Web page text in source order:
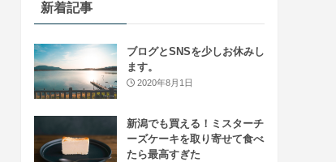
新着記事
ブログとSNSを少しお休みし
ます。
2020年8月1日
新潟でも買える！ミスターチ
ーズケーキを取り寄せて食べ
たら最高すぎた